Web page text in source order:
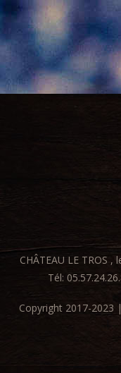
2022 – 2023
Fiche
CHÂTEAU LE TROS
Tél:
Copyright 2017-2023